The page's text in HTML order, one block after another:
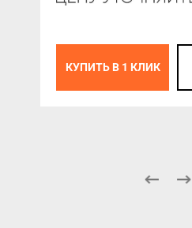
КУПИТЬ В 1 КЛИК